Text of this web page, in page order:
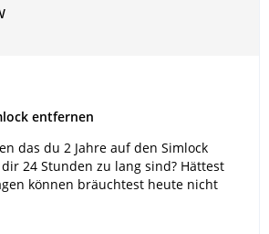
entfernen
das du 2 Jahre auf den Simlock
24 Stunden zu lang sind? Hättest
können bräuchtest heute nicht